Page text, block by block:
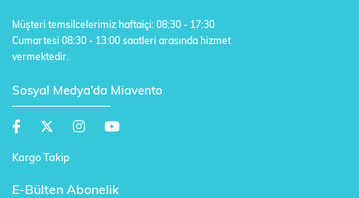
Müşteri temsilcelerimiz haftaiçi: 08:30 - 17:30
Cumartesi 08:30 - 13:00 saatleri arasında hizmet
vermektedir.
Sosyal Medya'da Miavento
Kargo Takip
E-Bülten Abonelik